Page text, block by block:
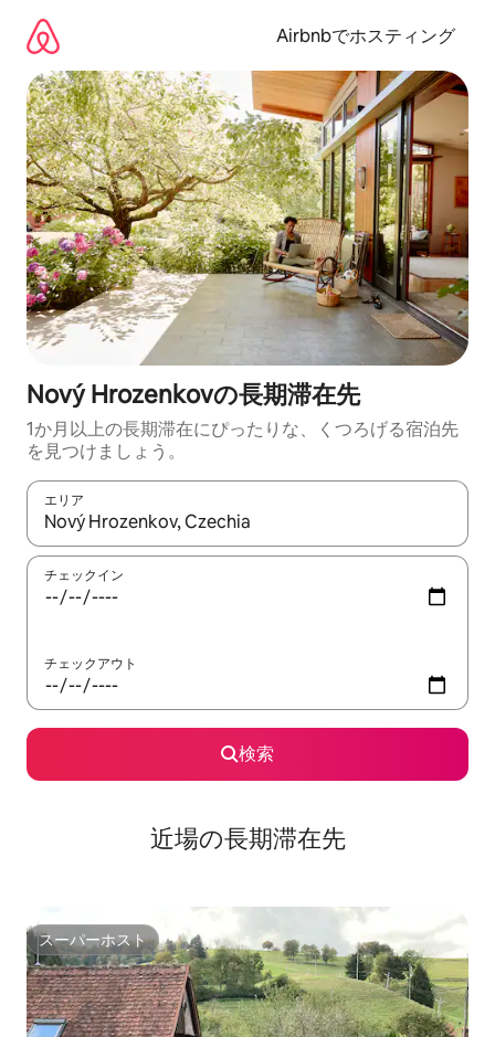
Airbnbでホスティング
Nový Hrozenkovの長期滞在先
1か月以上の長期滞在にぴったりな、くつろげる宿泊先
を見つけましょう。
エリア
検索結果が表示されたら、上下の矢印キーを使って移動するか
チェックイン
チェックアウト
検索
近場の長期滞在先
スーパーホスト
スーパーホスト